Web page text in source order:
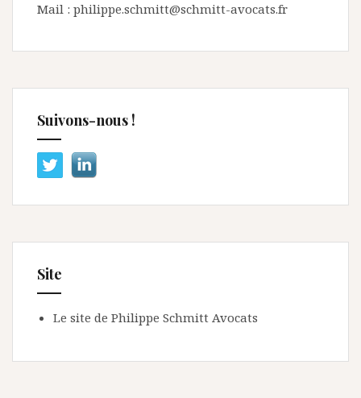
Mail : philippe.schmitt@schmitt-avocats.fr
Suivons-nous !
Site
Le site de Philippe Schmitt Avocats